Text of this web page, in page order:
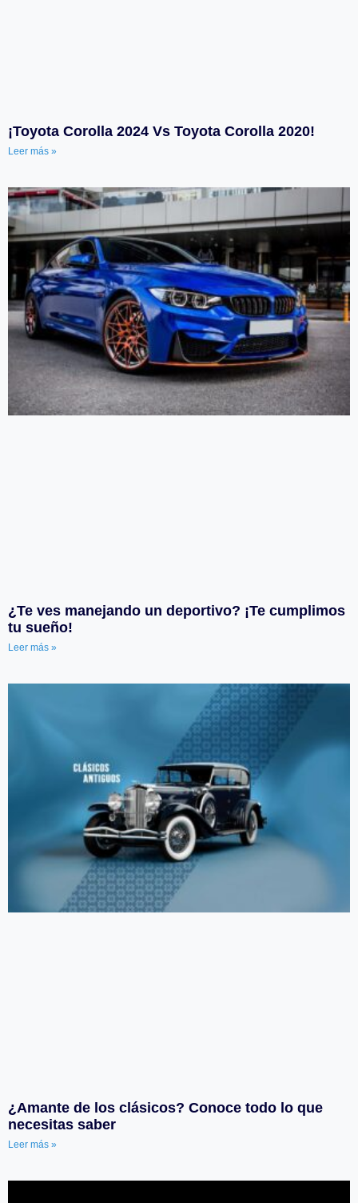
¡Toyota Corolla 2024 Vs Toyota Corolla 2020!
Leer más »
¿Te ves manejando un deportivo? ¡Te cumplimos
tu sueño!
Leer más »
¿Amante de los clásicos? Conoce todo lo que
necesitas saber
Leer más »